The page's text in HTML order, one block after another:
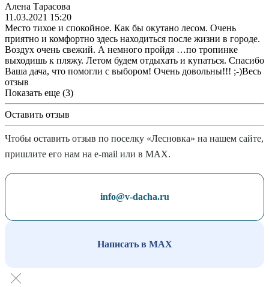
Алена Тарасова
11.03.2021 15:20
Место тихое и спокойное. Как бы окутано лесом. Очень
приятно и комфортно здесь находиться после жизни в городе.
Воздух очень свежий. А немного пройдя …по тропинке
выходишь к пляжу. Летом будем отдыхать и купаться. Спасибо
Ваша дача, что помогли с выбором! Очень довольны!!! ;-)Весь
отзыв
Показать еще (3)
Оставить отзыв
Чтобы оставить отзыв по поселку «Лесновка» на нашем сайте,
пришлите его нам на e-mail или в MAX.
info@v-dacha.ru
Написать в MAX